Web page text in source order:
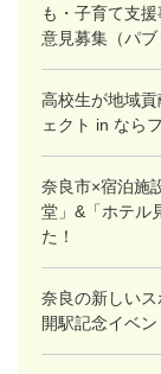
も・子育て支
意見募集（パ
高校生が地域
ェクト in なら
奈良市×宿泊施
堂」&「ホテル
た！
奈良の新しいス
開駅記念イベ